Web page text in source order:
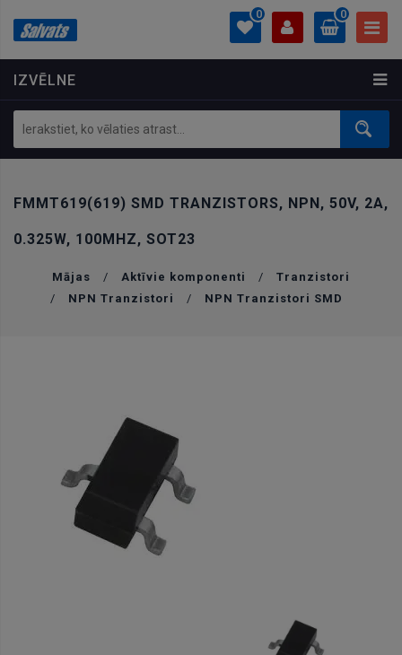
IZVĒLNE
0
PROFILS
Ielogoties
Izveidot kontu
0
0.00 €
FMMT619(619) SMD TRANZISTORS, NPN, 50V, 2A,
0.325W, 100MHZ, SOT23
Mājas / Aktīvie komponenti /
Tranzistori
/
NPN Tranzistori / NPN Tranzistori SMD